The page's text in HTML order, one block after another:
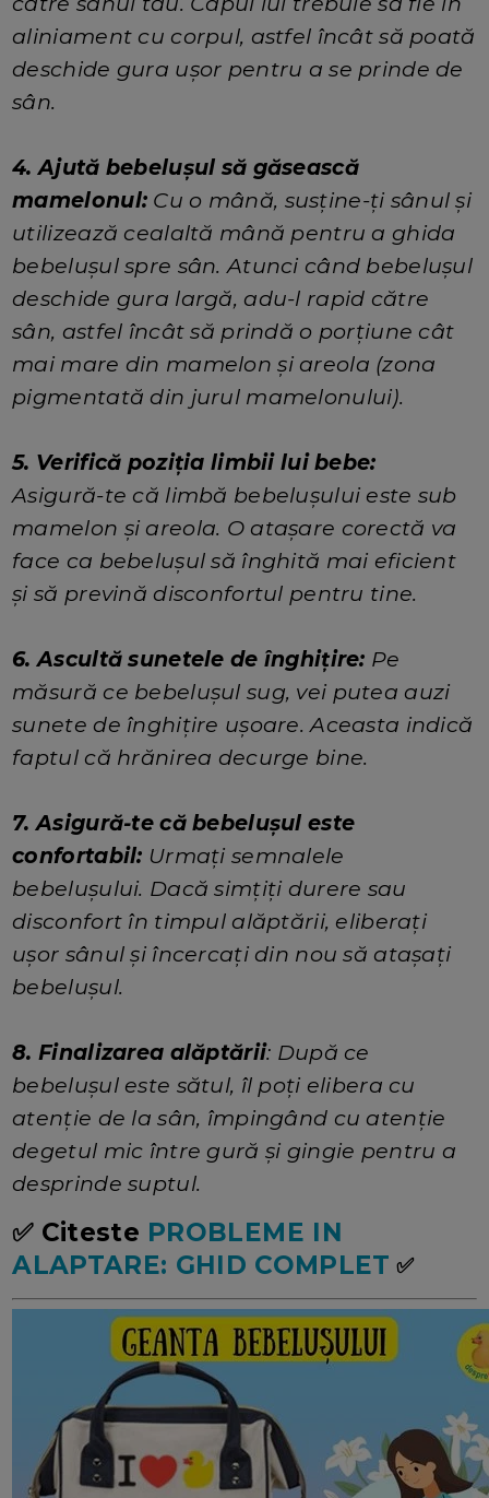
aliniament cu corpul, astfel încât să poată
deschide gura ușor pentru a se prinde de
sân.
4. Ajută bebelușul să găsească
mamelonul: Cu o mână, susține-ți sânul și
utilizează cealaltă mână pentru a ghida
bebelușul spre sân. Atunci când bebelușul
deschide gura largă, adu-l rapid către
sân, astfel încât să prindă o porțiune cât
mai mare din mamelon și areola (zona
pigmentată din jurul mamelonului).
5. Verifică poziția limbii lui bebe:
Asigură-te că limbă bebelușului este sub
mamelon și areola. O atașare corectă va
face ca bebelușul să înghită mai eficient
și să prevină disconfortul pentru tine.
6. Ascultă sunetele de înghițire: Pe
măsură ce bebelușul sug, vei putea auzi
sunete de înghițire ușoare. Aceasta indică
faptul că hrănirea decurge bine.
7. Asigură-te că bebelușul este
confortabil: Urmați semnalele
bebelușului. Dacă simțiți durere sau
disconfort în timpul alăptării, eliberați
ușor sânul și încercați din nou să atașați
bebelușul.
8. Finalizarea alăptării: După ce
bebelușul este sătul, îl poți elibera cu
atenție de la sân, împingând cu atenție
degetul mic între gură și gingie pentru a
desprinde suptul.
✅ Citeste PROBLEME IN
ALAPTARE: GHID COMPLET ✅